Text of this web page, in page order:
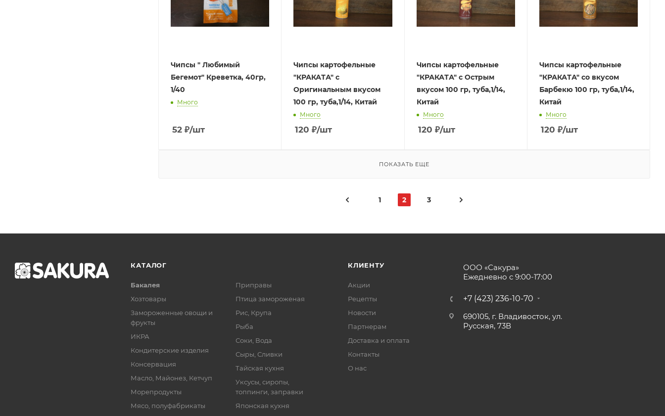
Чипсы " Любимый
Бегемот" Креветка, 40гр,
1/40
Много
52 ₽/шт
Чипсы картофельные
"КРАКАТА" с
Оригинальным вкусом
100 гр, туба,1/14, Китай
Много
120 ₽/шт
Чипсы картофельные
"КРАКАТА" с Острым
вкусом 100 гр, туба,1/14,
Китай
Много
120 ₽/шт
Чипсы картофельные
"КРАКАТА" со вкусом
Барбекю 100 гр, туба,1/14,
Китай
Много
120 ₽/шт
ПОКАЗАТЬ ЕЩЕ
1 2 3
КАТАЛОГ
Бакалея
Хозтовары
Замороженные овощи и
фрукты
ИКРА
Кондитерские изделия
Консервация
Масло, Майонез, Кетчуп
Морепродукты
Мясо, полуфабрикаты
Приправы
Птица замороженая
Рис, Крупа
Рыба
Соки, Вода
Сыры, Сливки
Тайская кухня
Уксусы, сиропы,
топпинги, заправки
Японская кухня
КЛИЕНТУ
Акции
Рецепты
Новости
Партнерам
Доставка и оплата
Контакты
О нас
ООО «Сакура»
Ежедневно с 9:00-17:00
+7 (423) 236-10-70
690105, г. Владивосток, ул.
Русская, 73В